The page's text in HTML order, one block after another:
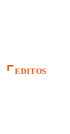
EDITOS